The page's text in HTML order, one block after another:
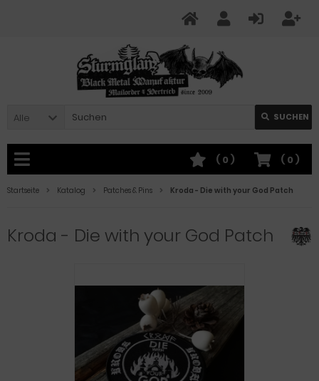
Alle SUCHEN
( 0 )
( 0 )
Startseite Katalog Patches & Pins Kroda - Die with your God Patch
Kroda - Die with your God Patch